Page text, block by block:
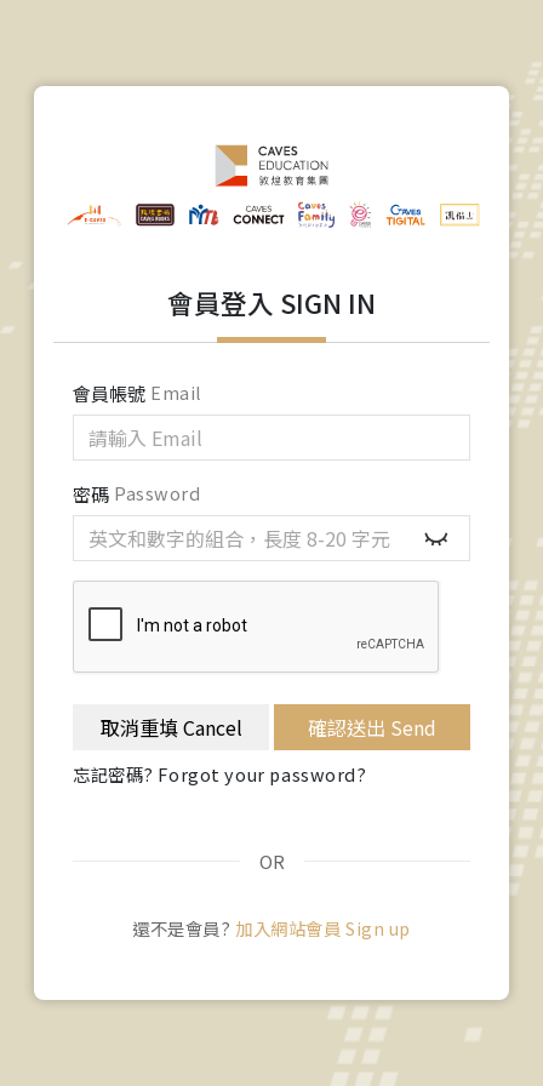
會員登入 SIGN IN
會員帳號 Email
密碼 Password
取消重填 Cancel 確認送出 Send
忘記密碼? Forgot your password?
OR
還不是會員? 加入網站會員 Sign up